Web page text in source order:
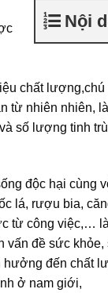
Nội
chất lượng,chú
từ nhiên nhiên,
số lượng tinh
độc hại cùng
lá, rượu bia,
từ công việc,…
vấn đề sức khỏe,
đến chất
ở nam giới,